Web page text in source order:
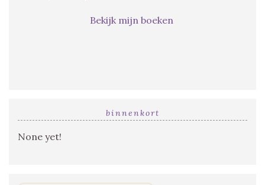
Bekijk mijn boeken
binnenkort
None yet!